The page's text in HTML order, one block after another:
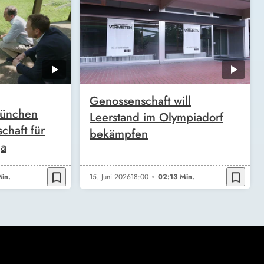
für
bookmark_border
Genossenschaft will
Leerstand im Olympiadorf
bekämpfen
15. Juni 202618:00 02:13 Min. bookmark_border